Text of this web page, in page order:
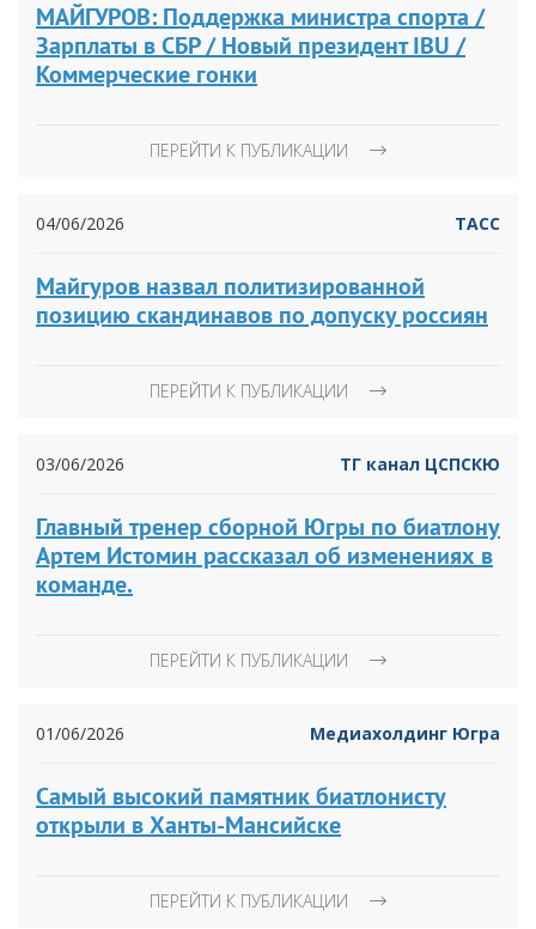
МАЙГУРОВ: Поддержка министра спорта /
Зарплаты в СБР / Новый президент IBU /
Коммерческие гонки
ПЕРЕЙТИ К ПУБЛИКАЦИИ
04/06/2026 ТАСС
Майгуров назвал политизированной
позицию скандинавов по допуску россиян
ПЕРЕЙТИ К ПУБЛИКАЦИИ
03/06/2026 ТГ канал ЦСПСКЮ
Главный тренер сборной Югры по биатлону
Артем Истомин рассказал об изменениях в
команде.
ПЕРЕЙТИ К ПУБЛИКАЦИИ
01/06/2026 Медиахолдинг Югра
Самый высокий памятник биатлонисту
открыли в Ханты-Мансийске
ПЕРЕЙТИ К ПУБЛИКАЦИИ